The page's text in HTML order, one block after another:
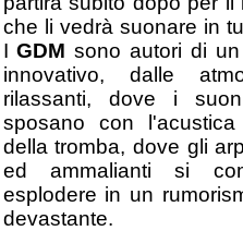
che li vedrà suonare in
IGDM sono autori di
innovativo, dalle
rilassanti, dove i
sposano con
della tromba, dove gli
ed ammalianti si
esplodere in un
devastante.